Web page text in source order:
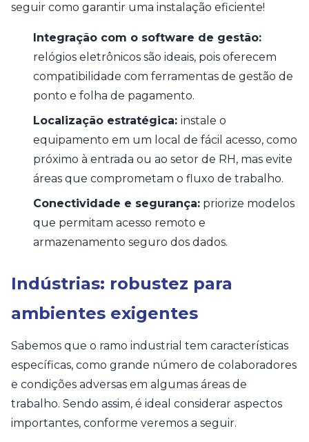
seguir como garantir uma instalação eficiente!
Integração com o software de gestão:
relógios eletrônicos são ideais, pois oferecem
compatibilidade com ferramentas de gestão de
ponto e folha de pagamento.
Localização estratégica: instale o
equipamento em um local de fácil acesso, como
próximo à entrada ou ao setor de RH, mas evite
áreas que comprometam o fluxo de trabalho.
Conectividade e segurança: priorize modelos
que permitam acesso remoto e
armazenamento seguro dos dados.
Indústrias: robustez para
ambientes exigentes
Sabemos que o ramo industrial tem características
específicas, como grande número de colaboradores
e condições adversas em algumas áreas de
trabalho. Sendo assim, é ideal considerar aspectos
importantes, conforme veremos a seguir.